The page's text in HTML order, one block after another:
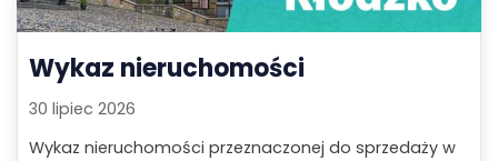
Wykaz nieruchomości
30 lipiec 2026
Wykaz nieruchomości przeznaczonej do sprzedaży w